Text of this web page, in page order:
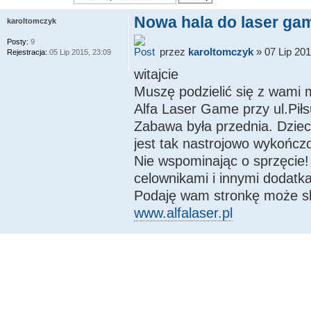
Nowa hala do laser
przez karoltomczyk» 07 Lip
witajcie
Muszę podzielić się z wami
Alfa Laser Game przy
Zabawa była przednia.
jest tak nastrojowo
Nie wspominając o
celownikami i innymi
Podaję wam stronkę może
www.alfalaser.pl
karoltomczyk
Posty: 9
Rejestracja: 05 Lip 2015, 23:09